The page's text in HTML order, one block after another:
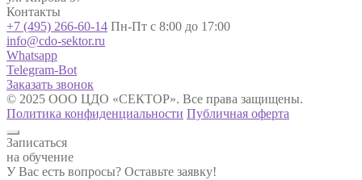
Контакты
+7 (495) 266-60-14 Пн-Пт с 8:00 до 17:00
info@cdo-sektor.ru
Whatsapp
Telegram-Bot
Заказать звонок
© 2025 ООО ЦДО «СЕКТОР». Все права защищены.
Политика конфиденциальности Публичная оферта
Записаться
на обучение
У Вас есть вопросы? Оставьте заявку!